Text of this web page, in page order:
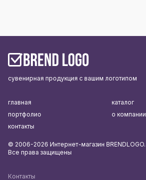
сувенирная продукция с вашим логотипом
Контакты
главная
каталог
портфолио
о компании
контакты
© 2006-2026 Интернет-магазин BRENDLOGO.
Все права защищены